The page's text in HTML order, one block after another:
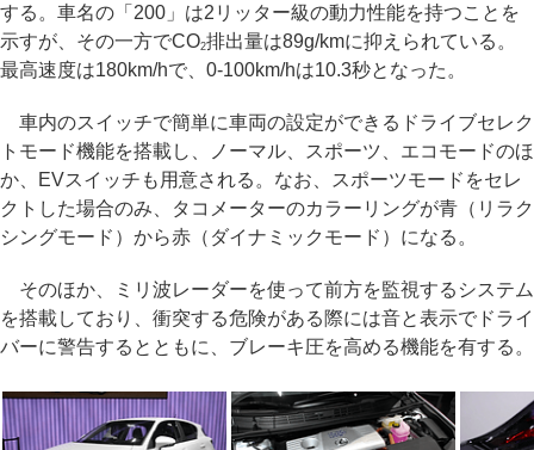
する。車名の「200」は2リッター級の動力性能を持つことを
示すが、その一方でCO2排出量は89g/kmに抑えられている。
最高速度は180km/hで、0-100km/hは10.3秒となった。
車内のスイッチで簡単に車両の設定ができるドライブセレク
トモード機能を搭載し、ノーマル、スポーツ、エコモードのほ
か、EVスイッチも用意される。なお、スポーツモードをセレ
クトした場合のみ、タコメーターのカラーリングが青（リラク
シングモード）から赤（ダイナミックモード）になる。
そのほか、ミリ波レーダーを使って前方を監視するシステム
を搭載しており、衝突する危険がある際には音と表示でドライ
バーに警告するとともに、ブレーキ圧を高める機能を有する。